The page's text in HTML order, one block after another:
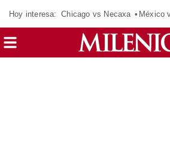
Hoy interesa: Chicago vs Necaxa México